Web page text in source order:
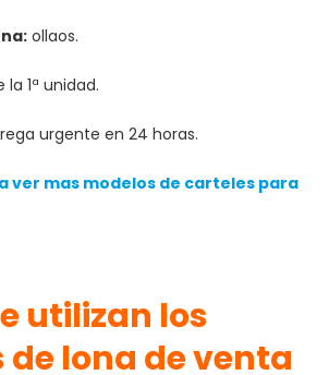
ollaos.
1ª unidad.
urgente en 24 horas.
ver mas modelos de carteles para
utilizan los
lona de venta